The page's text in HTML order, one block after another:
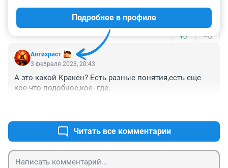
противовирусной защиты
Надо же, кракен! А я то думал просто холодного пива
попил, только температура 39 настораживает.
+0 –0
Антихрист
Подробнее в профиле
3 февраля 2023, 20:43
А это какой Кракен? Есть разные понятия,есть еще
кое-что подобное,кое- где.
Читать все комментарии